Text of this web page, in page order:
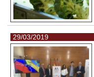
29/03/2019